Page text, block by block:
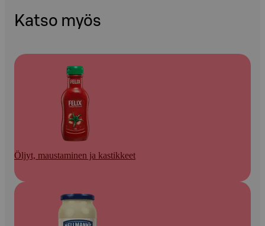
Katso myös
Öljyt, maustaminen ja kastikkeet